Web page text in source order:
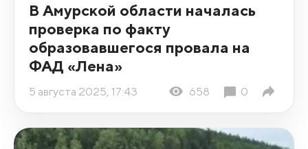
В Амурской области началась
проверка по факту
образовавшегося провала на
ФАД «Лена»
5 августа 2025, 17:43 658 0